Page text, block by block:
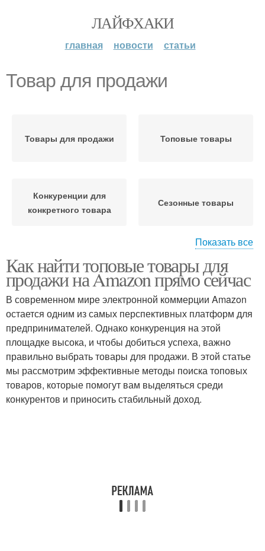
ЛАЙФХАКИ
главная новости статьи
Товар для продажи
Товары для продажи Топовые товары
Конкуренции для
конкретного товара
Сезонные товары
Нишевые товары Экологичные товары
Товары для здоровья Детские товары
Канцелярские товары
Дополнительные
товары
Показать все
Как найти топовые товары для
продажи на Amazon прямо сейчас
В современном мире электронной коммерции Amazon
остается одним из самых перспективных платформ для
предпринимателей. Однако конкуренция на этой
площадке высока, и чтобы добиться успеха, важно
правильно выбрать товары для продажи. В этой статье
мы рассмотрим эффективные методы поиска топовых
товаров, которые помогут вам выделяться среди
конкурентов и приносить стабильный доход.